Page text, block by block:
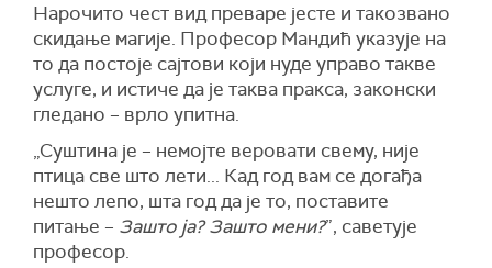
Нарочито чест вид преваре јесте и такозвано
скидање магије. Професор Мандић указује на
то да постоје сајтови који нуде управо такве
услуге, и истиче да је таква пракса, законски
гледано – врло упитна.
„Суштина је – немојте веровати свему, није
птица све што лети... Кад год вам се догађа
нешто лепо, шта год да је то, поставите
питање – Зашто ја? Зашто мени?”, саветује
професор.